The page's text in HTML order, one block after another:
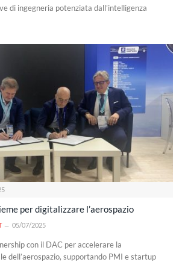
di ingegneria potenziata dall’intelligenza
per digitalizzare l’aerospazio
05/07/2025
con il DAC per accelerare la
dell’aerospazio, supportando PMI e startup